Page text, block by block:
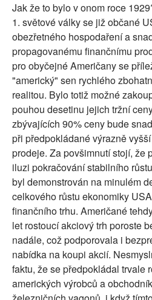
Jak že to bylo v onom roce
1. světové války se již občané
obezřetného hospodaření a
propagovanému finančnímu
pro obyčejné Američany se
"americký" sen rychlého
realitou. Bylo totiž možné
pouhou desetinu jejich tržní
zbývajících 90% ceny bude
při předpokládané výrazně
prodeje. Za povšimnutí stojí, že
iluzi pokračování stabilního
byl demonstrován na minulém
celkového růstu ekonomiky
finančního trhu. Američané
let rostoucí akciový trh poroste
nadále, což podporovala i
nabídka na koupi akcií.
faktu, že se předpokládal trvale
amerických výrobců a